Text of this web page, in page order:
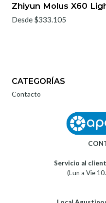
Zhiyun Molus X60
Desde $333.105
CATEGORÍAS
Contacto
Servicio al
(Lun a Vie